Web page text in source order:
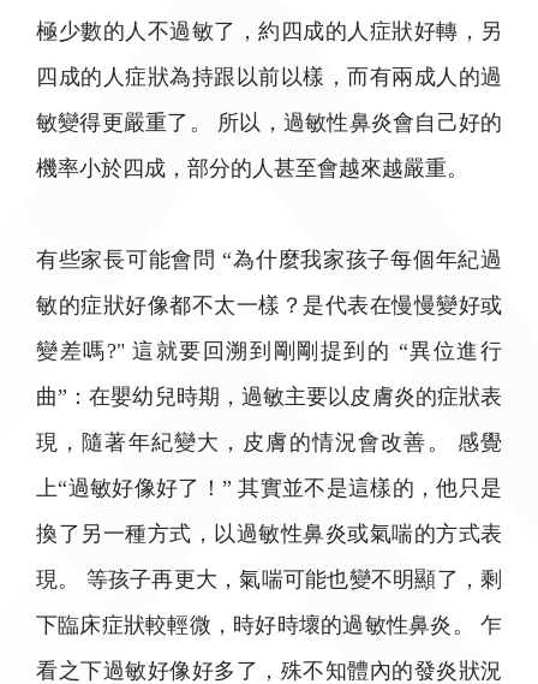
極少數的人不過敏了，約四成的人症狀好轉，另
四成的人症狀為持跟以前以樣，而有兩成人的過
敏變得更嚴重了。 所以，過敏性鼻炎會自己好的
機率小於四成，部分的人甚至會越來越嚴重。
有些家長可能會問 “為什麼我家孩子每個年紀過
敏的症狀好像都不太一樣？是代表在慢慢變好或
變差嗎?" 這就要回溯到剛剛提到的 “異位進行
曲”：在嬰幼兒時期，過敏主要以皮膚炎的症狀表
現，隨著年紀變大，皮膚的情況會改善。 感覺
上“過敏好像好了！” 其實並不是這樣的，他只是
換了另一種方式，以過敏性鼻炎或氣喘的方式表
現。 等孩子再更大，氣喘可能也變不明顯了，剩
下臨床症狀較輕微，時好時壞的過敏性鼻炎。 乍
看之下過敏好像好多了，殊不知體內的發炎狀況